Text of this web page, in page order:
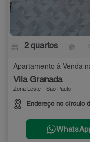
2 quartos
Apartamento à Venda
Vila Granada
Zona Leste - São Paulo
Endereço no círculo